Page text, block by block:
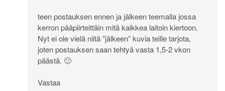
teen postauksen ennen ja jälkeen teemalla jossa
kerron pääpiirteittäin mitä kaikkea laitoin kiertoon.
Nyt ei ole vielä niitä ”jälkeen” kuvia teille tarjota,
joten postauksen saan tehtyä vasta 1,5-2 vkon
päästä. 🙂
Vastaa